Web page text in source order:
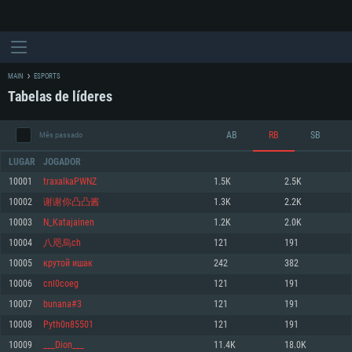
REQUERIMENTOS DE SISTEMA
Mínimo
Sistema Operativo: Windows 10 (64 bit)
Processador: Dual-Core 2.2 GHz
Mínimo
Sistema Operativo: Mac OS Big Sur 11.0 ou versão mais recente
Processador: Core i5 2.2GHz mínimo (Intel Xeon não suportado)
Mínimo
Sistema Operativo: Distribuições mais modernas do Linux de 64bit
Processador: Dual-Core 2.4 GHz
MAIN ESPORTS
Tabelas de líderes
Mês passado AB RB SB
LUGAR JOGADOR
10001 traxalkaPWNZ 1.5K 2.5K
10002 谢谢你凸凸酱 1.3K 2.2K
10003 N_Katajainen 1.2K 2.0K
10004 八咫烏ch 121 191
10005 крутой ишак 242 382
10006 cnl0coeg 121 191
10007 bunana#3 121 191
10008 Pyth0n85501 121 191
10009 ___Dion___ 11.4K 18.0K